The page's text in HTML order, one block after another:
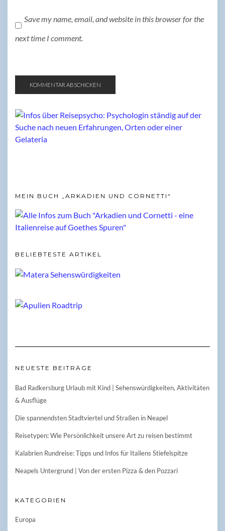
Save my name, email, and website in this browser for the
next time I comment.
MEIN BUCH „ARKADIEN UND CORNETTI“
BELIEBTESTE ARTIKEL
NEUESTE BEITRÄGE
Bad Radkersburg Urlaub mit Kind | Sehenswürdigkeiten, Aktivitäten
& Ausflüge
Die spannendsten Stadtviertel und Straßen in Neapel
Reisetypen: Wie Persönlichkeit unsere Art zu reisen bestimmt
Kalabrien Rundreise: Tipps und Infos für Italiens Stiefelspitze
Neapels Untergrund | Von der ersten Pizza & den Pozzari
KATEGORIEN
Europa